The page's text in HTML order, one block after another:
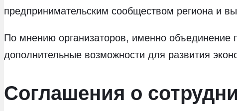
предпринимательским сообществом региона и
По мнению организаторов, именно объединение
дополнительные возможности для развития
Соглашения о